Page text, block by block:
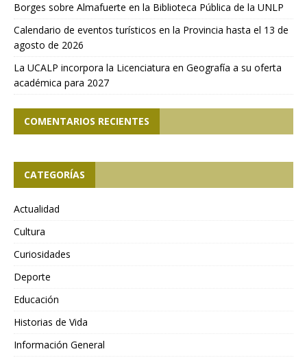
Borges sobre Almafuerte en la Biblioteca Pública de la UNLP
Calendario de eventos turísticos en la Provincia hasta el 13 de
agosto de 2026
La UCALP incorpora la Licenciatura en Geografía a su oferta
académica para 2027
COMENTARIOS RECIENTES
CATEGORÍAS
Actualidad
Cultura
Curiosidades
Deporte
Educación
Historias de Vida
Información General